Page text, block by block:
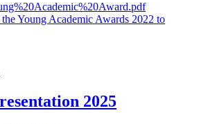
Young Academic Awards 2022 to
2025